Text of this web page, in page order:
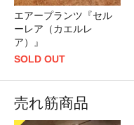
エアープランツ『セル
ーレア（カエルレ
ア）』
SOLD OUT
売れ筋商品